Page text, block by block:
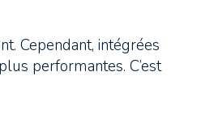
Cependant, intégrées
performantes. C’est